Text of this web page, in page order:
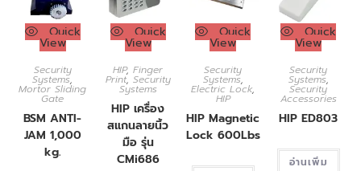
Quick
View
Security
Systems,
Mortor Sliding
Gate
BSM ANTI-
JAM 1,000
kg.
Quick
View
HIP,Finger
Print, Security
Systems
HIP เครื่อง
สแกนลายนิ้ว
มือ รุ่น
CMi686
Quick
View
Security
Systems,
Electric Lock,
HIP
HIP Magnetic
Lock 600Lbs
Quick
View
Security
Systems,
Security
Accessories
HIP ED803
อ่านเพิ่ม